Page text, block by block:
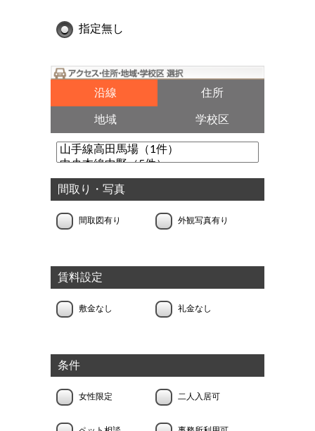
指定無し
沿線 住所
地域 学校区
間取り・写真
間取図有り 外観写真有り
賃料設定
敷金なし 礼金なし
条件
女性限定 二人入居可